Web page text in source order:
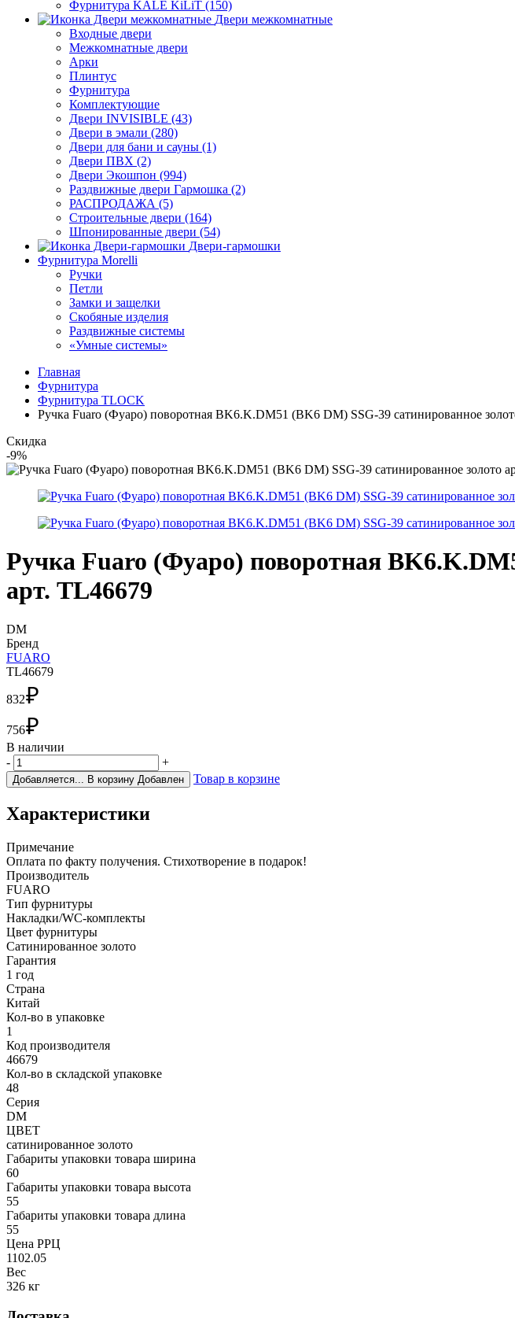
Фурнитура KALE KiLiT (150)
Двери межкомнатные
Входные двери
Межкомнатные двери
Арки
Плинтус
Фурнитура
Комплектующие
Двери INVISIBLE (43)
Двери в эмали (280)
Двери для бани и сауны (1)
Двери ПВХ (2)
Двери Экошпон (994)
Раздвижные двери Гармошка (2)
РАСПРОДАЖА (5)
Строительные двери (164)
Шпонированные двери (54)
Двери-гармошки
Фурнитура Morelli
Ручки
Петли
Замки и защелки
Скобяные изделия
Раздвижные системы
«Умные системы»
Главная
Фурнитура
Фурнитура TLOCK
Ручка Fuaro (Фуаро) поворотная BK6.K.DM51 (BK6 DM) SSG-39 сатинированное
Скидка
-9%
Ручка Fuaro (Фуаро) поворотная
арт. TL46679
DM
Бренд
FUARO
TL46679
832₽
756₽
В наличии
-
+
Добавляется... В корзину Добавлен Товар в корзине
Характеристики
Примечание
Оплата по факту получения. Стихотворение в подарок!
Производитель
FUARO
Тип фурнитуры
Накладки/WC-комплекты
Цвет фурнитуры
Сатинированное золото
Гарантия
1 год
Страна
Китай
Кол-во в упаковке
1
Код производителя
46679
Кол-во в складской упаковке
48
Серия
DM
ЦВЕТ
сатинированное золото
Габариты упаковки товара ширина
60
Габариты упаковки товара высота
55
Габариты упаковки товара длина
55
Цена РРЦ
1102.05
Вес
326 кг